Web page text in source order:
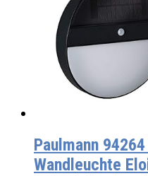
Paulmann
Wandleuchte